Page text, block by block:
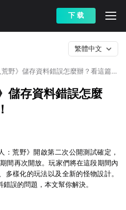
下 载
荒野》儲存資料錯誤怎麼辦？看這篇就
繁體中文
儲存資料錯誤怎麼
：荒野》開啟第二次公開測試確定，
間再次開放。玩家們將在這段期間內
多樣化的玩法以及全新的怪物設計。
誤的問題，本文幫你解決。